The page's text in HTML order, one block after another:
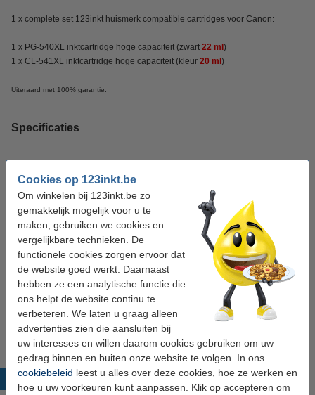
Cookies op 123inkt.be
Om winkelen bij 123inkt.be zo
gemakkelijk mogelijk voor u te
maken, gebruiken we cookies en
vergelijkbare technieken. De
functionele cookies zorgen ervoor dat
de website goed werkt. Daarnaast
hebben ze een analytische functie die
ons helpt de website continu te
verbeteren. We laten u graag alleen
advertenties zien die aansluiten bij
uw interesses en willen daarom cookies gebruiken om uw
gedrag binnen en buiten onze website te volgen. In ons
cookiebeleid leest u alles over deze cookies, hoe ze werken en
hoe u uw voorkeuren kunt aanpassen. Klik op accepteren om
1 x complete set 123inkt huismerk compatible cartridges voor Canon:
1 x PG-540XL inktcartridge hoge capaciteit (zwart 22 ml )
1 x CL-541XL inktcartridge hoge capaciteit (kleur 20 ml )
Uiteraard met 100% garantie.
Specificaties
Kleur: zwart en kleur
Inhoud: 42 ml
Soort: Doublepack
Zwart meebestellen
Canon PG-540XL inktcartridge zwart hoge
capaciteit (123inkt huismerk)
€ 21,50
Populaire producten